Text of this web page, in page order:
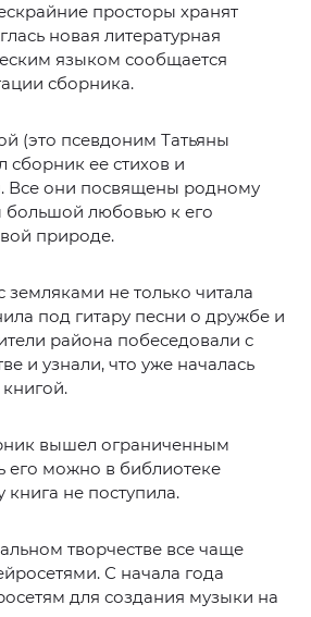
просторы хранят
новая литературная
языком сообщается
сборника.
(это псевдоним Татьяны
ее стихов и
Все они посвящены родному
большой любовью к его
природе.
земляками не только читала
под гитару песни о дружбе и
района побеседовали с
и узнали, что уже началась
вышел ограниченным
его можно в библиотеке
не поступила.
творчестве все чаще
С начала года
для создания музыки на